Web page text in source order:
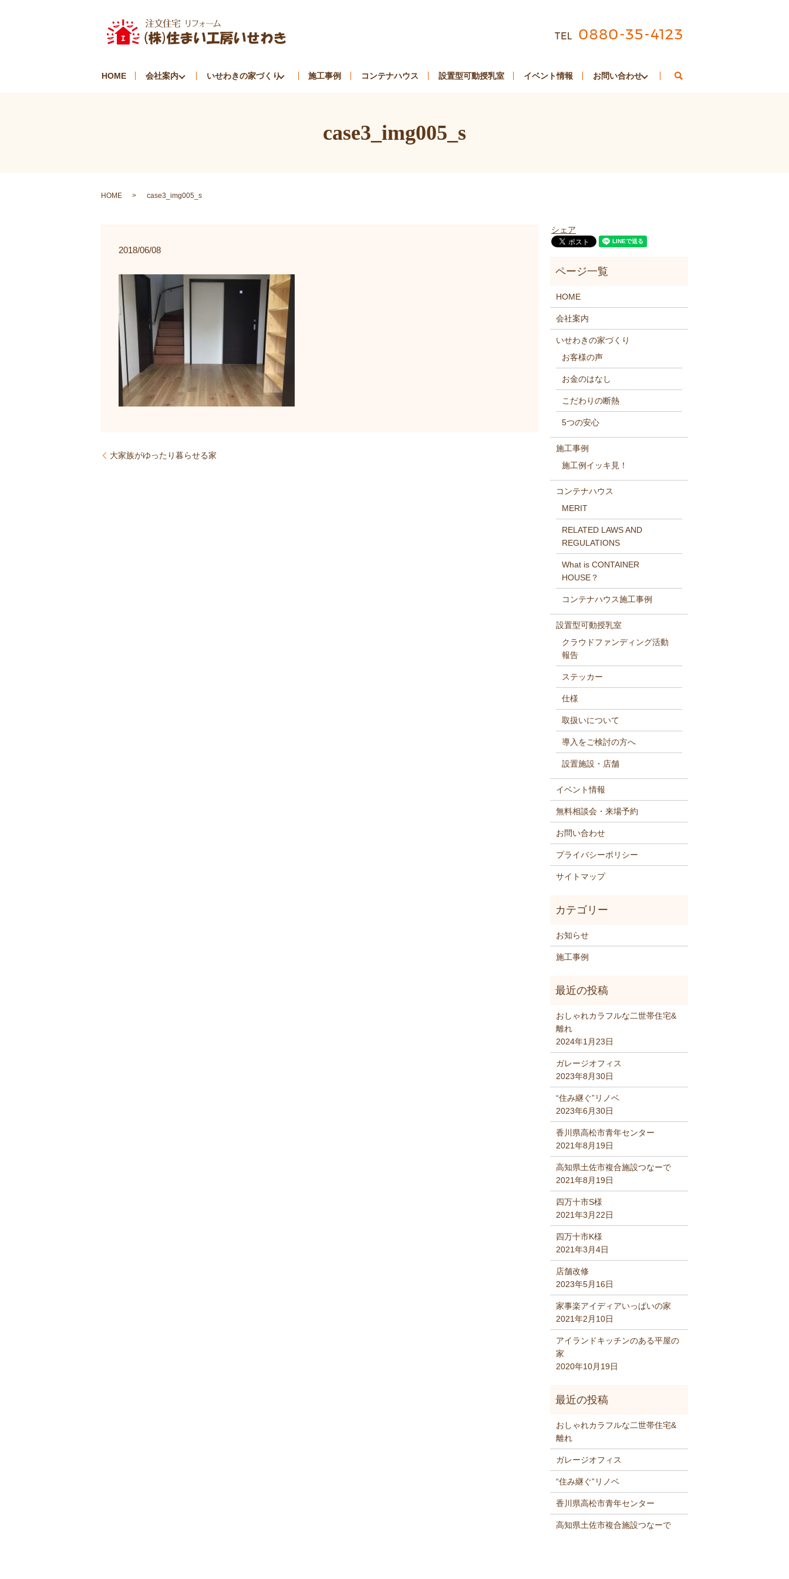
HOME 会社案内 いせわきの家づくり 施工事例 コンテナハウス 設置型可動授乳室 イベント情報 お問い合わせ
case3_img005_s
HOME case3_img005_s
2018/06/08
大家族がゆったり暮らせる家
シェア
HOME
会社案内
いせわきの家づくり
お客様の声
お金のはなし
こだわりの断熱
5つの安心
施工事例
施工例イッキ見！
コンテナハウス
MERIT
RELATED LAWS AND
REGULATIONS
What is CONTAINER
HOUSE？
コンテナハウス施工事例
設置型可動授乳室
クラウドファンディング活動
報告
ステッカー
仕様
取扱いについて
導入をご検討の方へ
設置施設・店舗
イベント情報
無料相談会・来場予約
お問い合わせ
プライバシーポリシー
サイトマップ
お知らせ
施工事例
おしゃれカラフルな二世帯住宅&
離れ
2024年1月23日
ガレージオフィス
2023年8月30日
“住み継ぐ”リノベ
2023年6月30日
香川県高松市青年センター
2021年8月19日
高知県土佐市複合施設つなーで
2021年8月19日
四万十市S様
2021年3月22日
四万十市K様
2021年3月4日
店舗改修
2023年5月16日
家事楽アイディアいっぱいの家
2021年2月10日
アイランドキッチンのある平屋の
家
2020年10月19日
おしゃれカラフルな二世帯住宅&
離れ
ガレージオフィス
“住み継ぐ”リノベ
香川県高松市青年センター
高知県土佐市複合施設つなーで